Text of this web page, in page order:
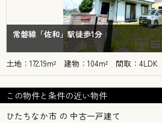
常磐線「佐和」駅徒歩1分
土地：172.19m² 建物：104m² 間取：4LDK
この物件と条件の近い物件
ひたちなか市 の 中古一戸建て